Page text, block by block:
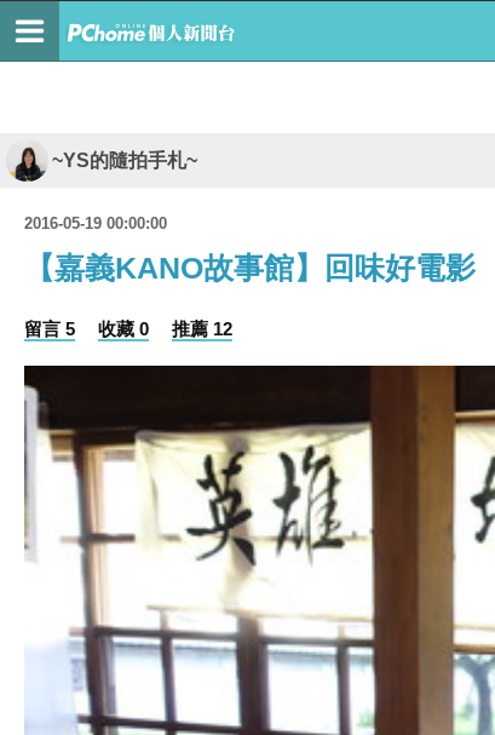
~YS的隨拍手札~
2016-05-19 00:00:00
【嘉義KANO故事館】回味好電影
留言 5 收藏 0 推薦 12